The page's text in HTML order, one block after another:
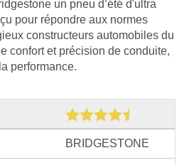
un pneu d’été d'ultra
pour répondre aux normes
constructeurs automobiles du
confort et précision de conduite,
performance.
BRIDGESTONE